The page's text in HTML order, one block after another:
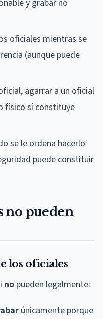
y grabar no
oficiales mientras se
(aunque puede
agarrar a un oficial
físico sí constituye
se le ordena hacerlo
puede constituir
no pueden
los oficiales
no pueden legalmente:
únicamente porque